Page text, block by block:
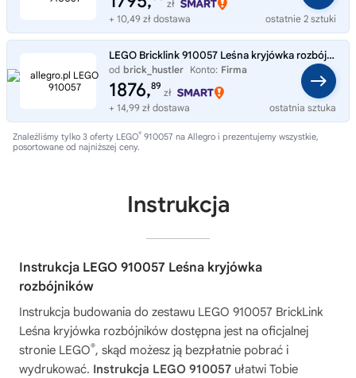
zł
+ 10,49 zł dostawa
ostatnie 2 sztuki
LEGO Bricklink 910057 Leśna kryjówka rozbójników
od brick_hustler Konto: Firma
1876,89
zł
+ 14,99 zł dostawa
ostatnia sztuka
Znaleźliśmy tylko 3 oferty LEGO® 910057 na Allegro i prezentujemy wszystkie,
posortowane od najniższej ceny.
Instrukcja
Instrukcja LEGO 910057 Leśna kryjówka
rozbójników
Instrukcja budowania do zestawu LEGO 910057 BrickLink
Leśna kryjówka rozbójników dostępna jest na oficjalnej
stronie LEGO®, skąd możesz ją bezpłatnie pobrać i
wydrukować. Instrukcja LEGO 910057 ułatwi Tobie